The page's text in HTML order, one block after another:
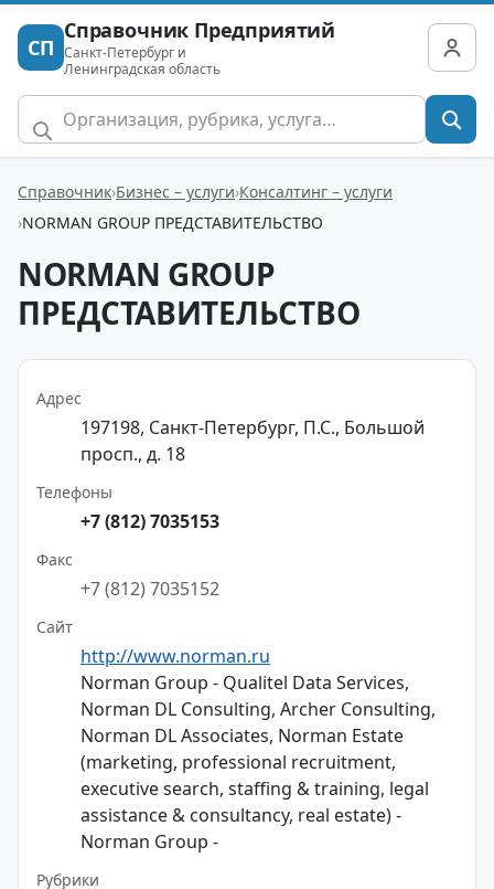
СП
Справочник Предприятий
Санкт-Петербург и
Ленинградская область
Справочник Бизнес – услуги Консалтинг – услуги
NORMAN GROUP ПРЕДСТАВИТЕЛЬСТВО
NORMAN GROUP
ПРЕДСТАВИТЕЛЬСТВО
Адрес
197198, Санкт-Петербург, П.С., Большой
просп., д. 18
Телефоны
+7 (812) 7035153
Факс
+7 (812) 7035152
Сайт
http://www.norman.ru
Norman Group - Qualitel Data Services,
Norman DL Consulting, Archer Consulting,
Norman DL Associates, Norman Estate
(marketing, professional recruitment,
executive search, staffing & training, legal
assistance & consultancy, real estate) -
Norman Group -
Рубрики